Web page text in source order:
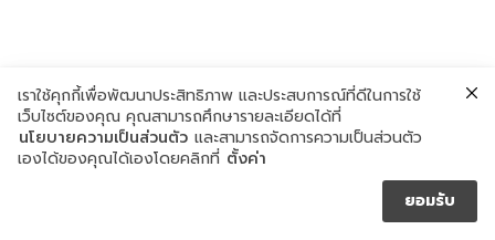
เราใช้คุกกี้เพื่อพัฒนาประสิทธิภาพ และประสบการณ์ที่ดีในการใช้
เว็บไซต์ของคุณ คุณสามารถศึกษารายละเอียดได้ที่
นโยบายความเป็นส่วนตัว และสามารถจัดการความเป็นส่วนตัว
เองได้ของคุณได้เองโดยคลิกที่ ตั้งค่า
ยอมรับ